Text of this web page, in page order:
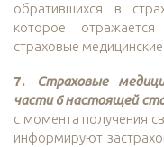
обратившихся в
которое
страховые
7.
Страховые
части 6 настоящей
с момента получения
информируют